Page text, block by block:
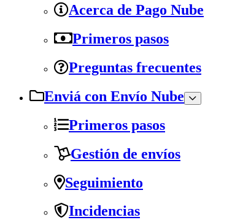
Acerca de Pago Nube
Primeros pasos
Preguntas frecuentes
Enviá con Envío Nube
Primeros pasos
Gestión de envíos
Seguimiento
Incidencias